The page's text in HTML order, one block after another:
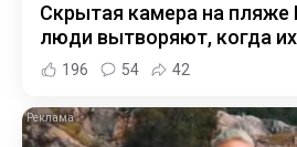
Скрытая камера на
люди вытворяют, когда их
196 54 42